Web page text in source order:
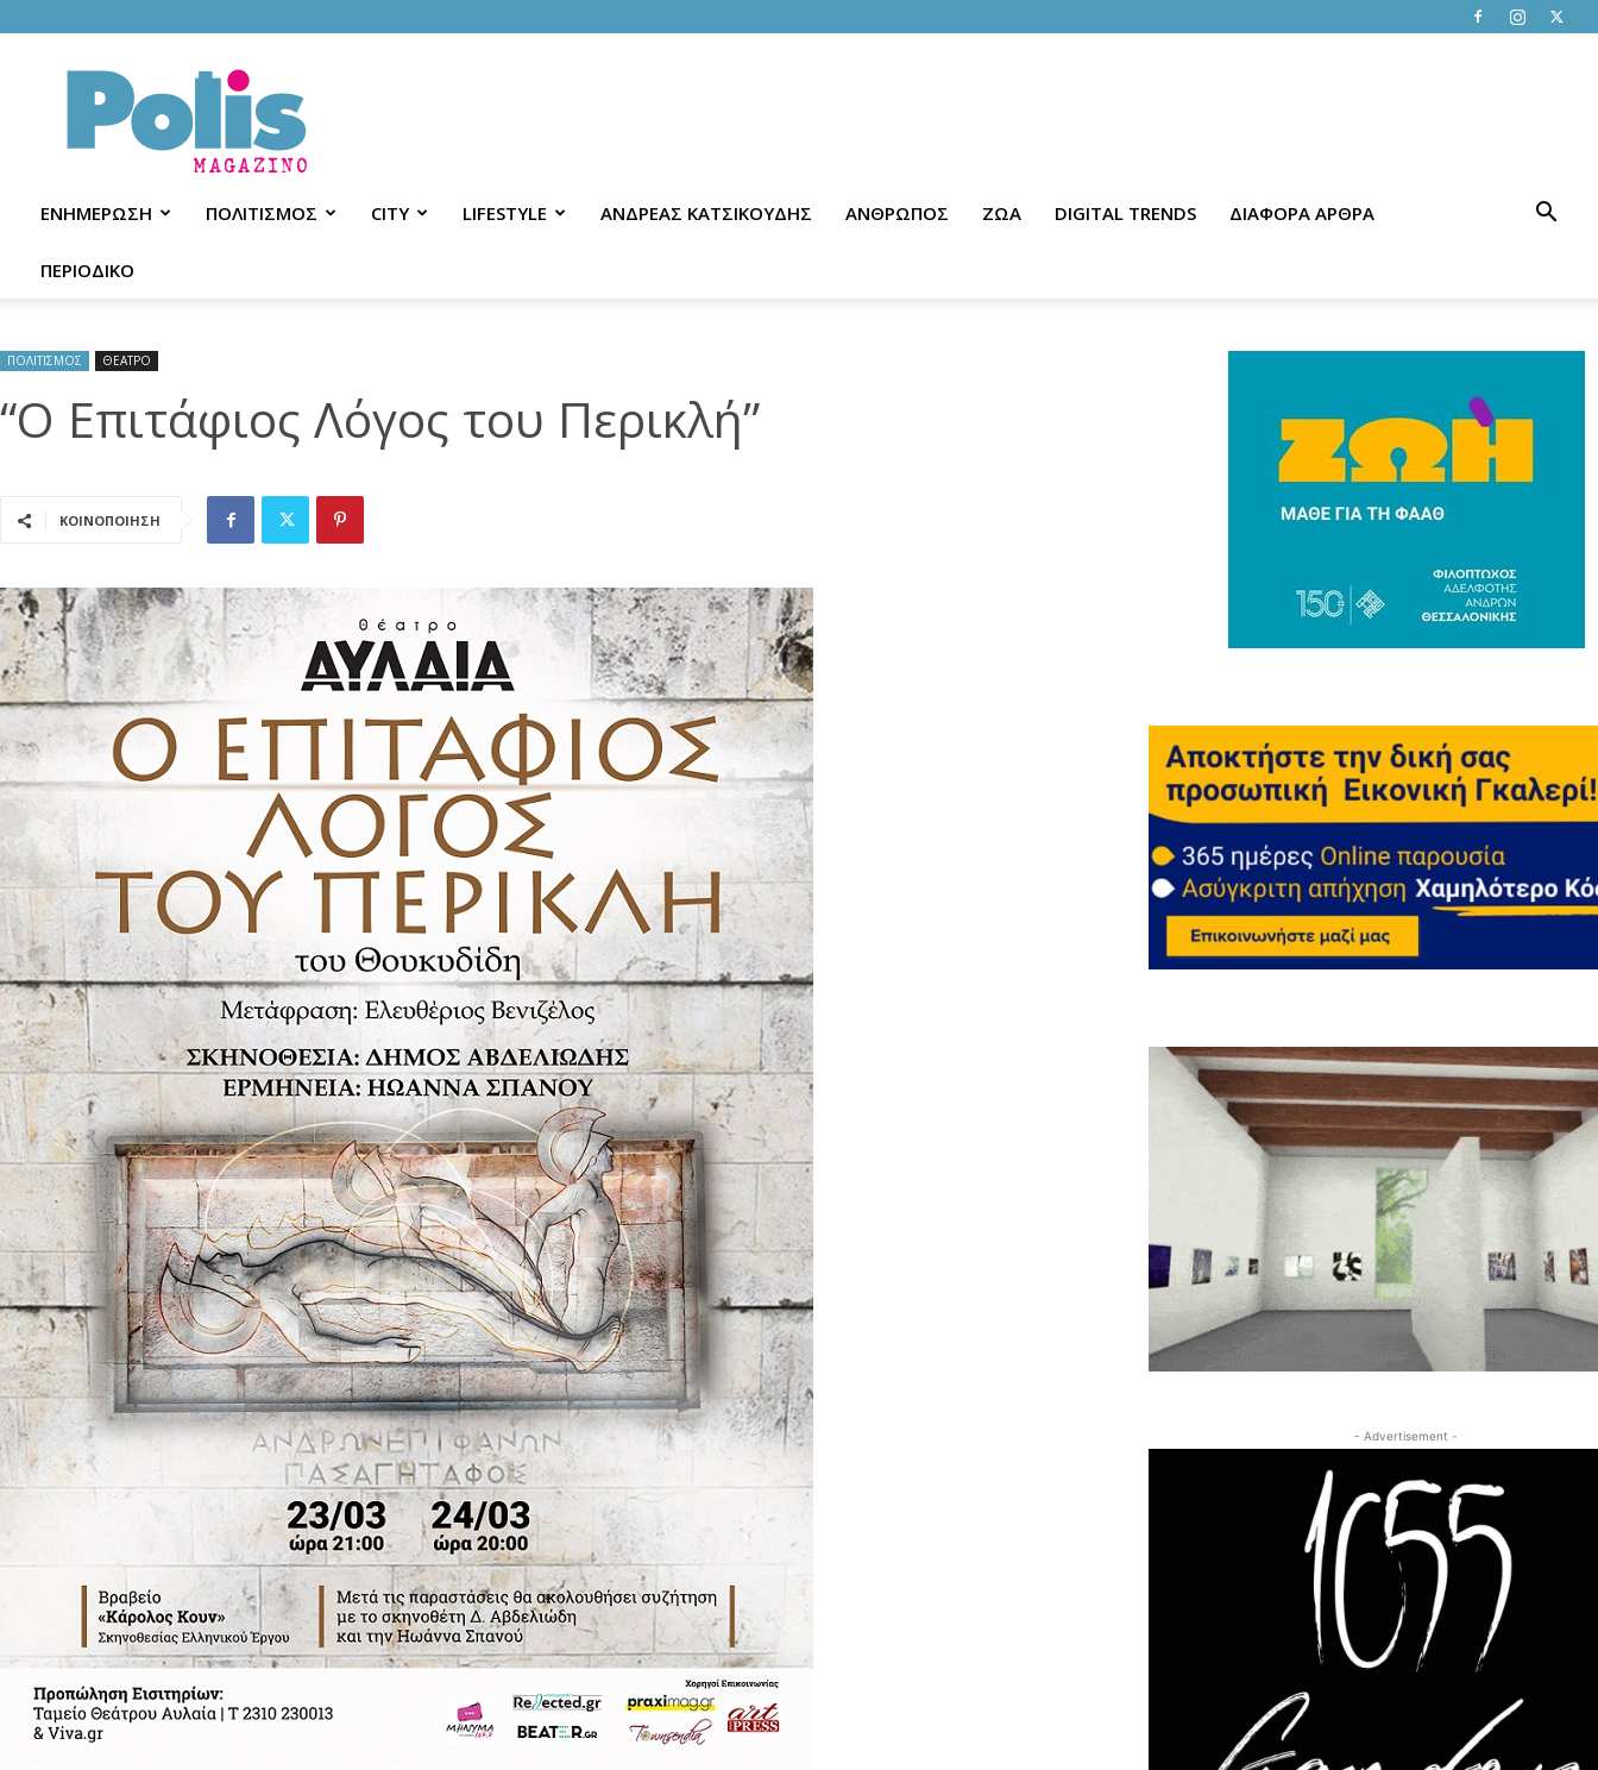
Polis
Magazino
ΕΝΗΜΕΡΩΣΗ ΠΟΛΙΤΙΣΜΟΣ CITY LIFESTYLE ΑΝΔΡΕΑΣ ΚΑΤΣΙΚΟΥΔΗΣ ΑΝΘΡΩΠΟΣ ΖΩΑ DIGITAL TRENDS ΔΙΑΦΟΡΑ ΑΡΘΡΑ
ΠΕΡΙΟΔΙΚΟ
ΠΟΛΙΤΙΣΜΟΣ ΘΕΑΤΡΟ
“Ο Επιτάφιος Λόγος του Περικλή”
ΚΟΙΝΟΠΟΙΗΣΗ
- Advertisement -